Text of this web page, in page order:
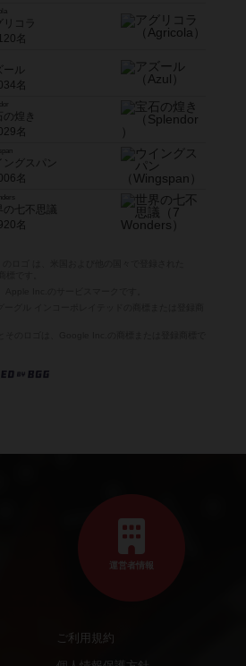
リコラ
名
ール
名
の煌き
名
ングスパン
名
の七不思議
名
運営者情報
ご利用規約